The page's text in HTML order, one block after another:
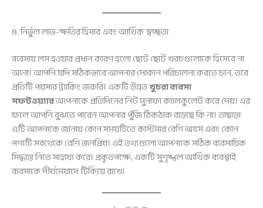
৪. নির্ভুল লাভ-ক্ষতির হিসাব এবং আর্থিক স্বচ্ছতা
ব্যবসায় লস হওয়ার প্রধান কারণ হলো ছোট ছোট খরচগুলোকে হিসেবে না
আনা। আপনি যদি সঠিকভাবে আপনার দোকান পরিচালনা করতে চান, তবে
প্রতিটি পয়সার ট্র্যাকিং জরুরি। একটি উন্নতখুচরা ব্যবসা
সফটওয়্যারআপনাকে প্রতিদিনের নিট মুনাফা ক্যালকুলেট করে দেয়। এর
ফলে আপনি বুঝতে পারেন আপনার পুঁজি ঠিকঠাক বাড়ছে কি না। তাছাড়া
এটি আপনাকে জানায় কোন সময়টিতে কাস্টমার বেশি আসে এবং কোন
পণ্যটি সবথেকে বেশি জনপ্রিয়। এই তথ্যগুলো আপনাকে সঠিক ব্যবসায়িক
সিদ্ধান্ত নিতে সাহায্য করে। প্রকৃতপক্ষে, একটি সুশৃঙ্খল আর্থিক ব্যবস্থাই
ব্যবসাকে দীর্ঘমেয়াদে টিকিয়ে রাখে।